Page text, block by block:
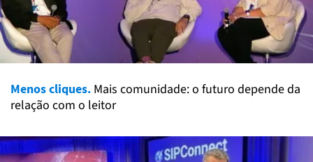
Menos cliques. Mais comunidade: o futuro depende da
relação com o leitor